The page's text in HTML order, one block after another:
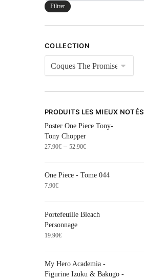
Filtrer
COLLECTION
PRODUITS LES MIEUX NOTÉS
Poster One Piece Tony-
Tony Chopper
27.90€ – 52.90€
One Piece - Tome 044
7.90€
Portefeuille Bleach
Personnage
19.90€
My Hero Academia -
Figurine Izuku & Bakugo -